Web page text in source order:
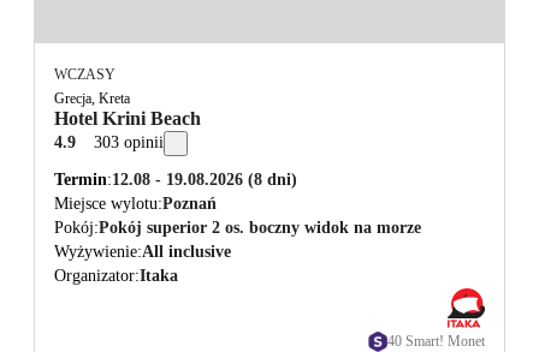
WCZASY
Grecja, Kreta
Hotel Krini Beach
4.9 303 opinii
Termin 12.08 - 19.08.2026 (8 dni)
Miejsce wylotu Poznań
Pokój Pokój superior 2 os. boczny widok na morze
Wyżywienie All inclusive
Organizator Itaka
40 Smart! Monet